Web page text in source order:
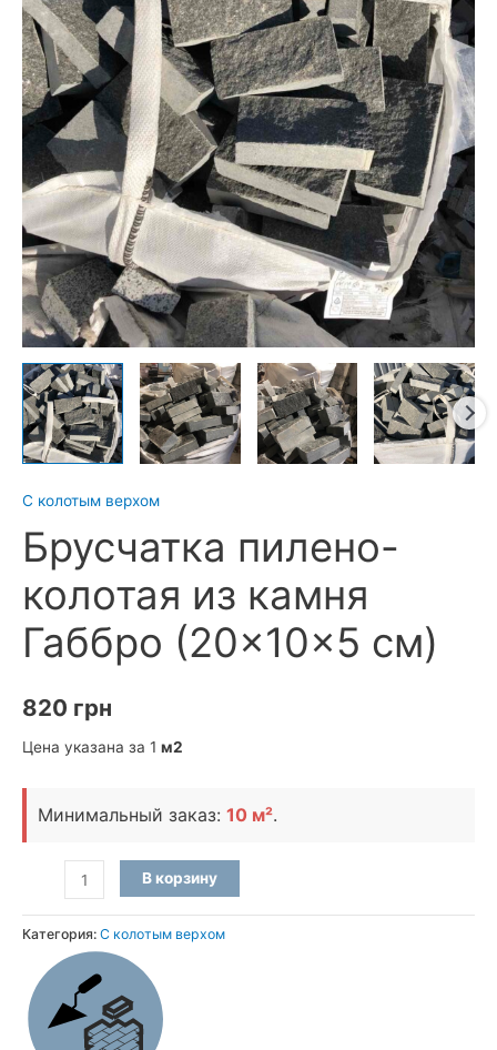
С колотым верхом
Брусчатка пилено-
колотая из камня
Габбро (20×10×5 см)
820 грн
Цена указана за 1 м2
Минимальный заказ: 10 м².
Количество
товара
Брусчатка
пилено-
колотая
из
камня
В корзину
Категория: С колотым верхом